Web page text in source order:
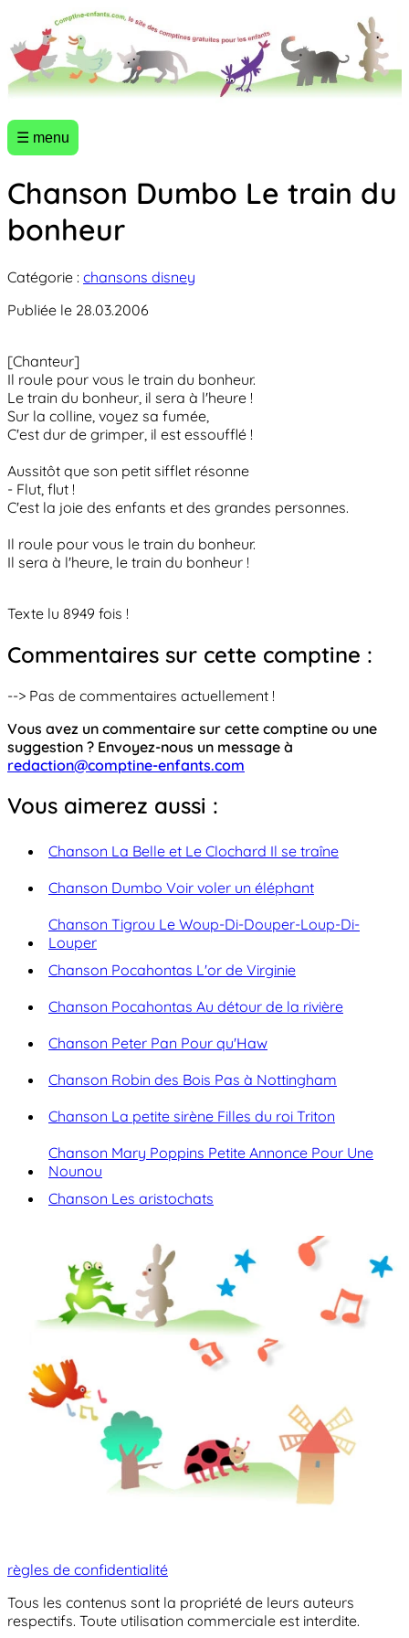
☰ menu
Chanson Dumbo Le train du
bonheur
Catégorie : chansons disney
Publiée le 28.03.2006
[Chanteur]
Il roule pour vous le train du bonheur.
Le train du bonheur, il sera à l'heure !
Sur la colline, voyez sa fumée,
C'est dur de grimper, il est essoufflé !
Aussitôt que son petit sifflet résonne
- Flut, flut !
C'est la joie des enfants et des grandes personnes.
Il roule pour vous le train du bonheur.
Il sera à l'heure, le train du bonheur !
Texte lu 8949 fois !
Commentaires sur cette comptine :
--> Pas de commentaires actuellement !
Vous avez un commentaire sur cette comptine ou une
suggestion ? Envoyez-nous un message à
redaction@comptine-enfants.com
Vous aimerez aussi :
Chanson La Belle et Le Clochard Il se traîne
Chanson Dumbo Voir voler un éléphant
Chanson Tigrou Le Woup-Di-Douper-Loup-Di-
Louper
Chanson Pocahontas L'or de Virginie
Chanson Pocahontas Au détour de la rivière
Chanson Peter Pan Pour qu'Haw
Chanson Robin des Bois Pas à Nottingham
Chanson La petite sirène Filles du roi Triton
Chanson Mary Poppins Petite Annonce Pour Une
Nounou
Chanson Les aristochats
règles de confidentialité
Tous les contenus sont la propriété de leurs auteurs
respectifs. Toute utilisation commerciale est interdite.